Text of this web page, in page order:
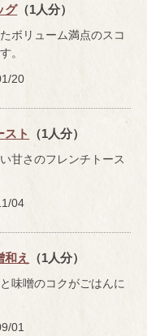
グ（1人分）
ボリューム満点のスコ
。
20
スト （1人分）
甘さのフレンチトース
04
和え （1人分）
味噌のコクがごはんに
01